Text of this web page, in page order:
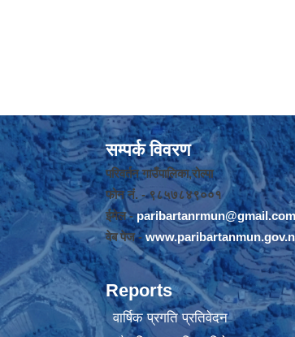
सम्पर्क विवरण
परिवर्तन गाउँपालिका,रोल्पा
फोन नंं. - ९८५७८४९००१
ईमेल -paribartanrmun@gmail.com
वेब पेज -
Reports
वार्षिक प्रगति प्रतिवेदन